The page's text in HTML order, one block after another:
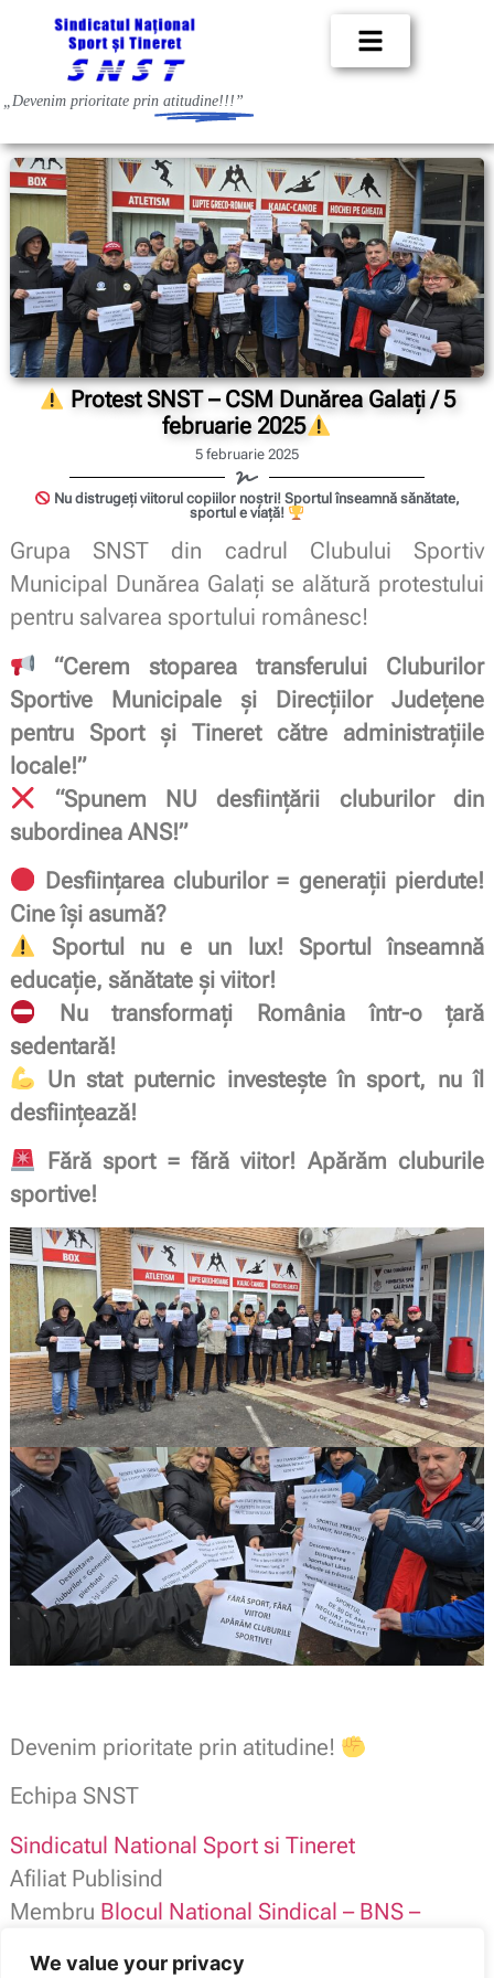
We value your privacy
„Devenim prioritate prin atitudine!!!”
Protest SNST – CSM Dunărea Galați / 5
februarie 2025
5 februarie 2025
Nu distrugeți viitorul copiilor noștri! Sportul înseamnă sănătate,
sportul e viață!
Grupa SNST din cadrul Clubului Sportiv
Municipal Dunărea Galați se alătură protestului
pentru salvarea sportului românesc!
“Cerem stoparea transferului Cluburilor
Sportive Municipale și Direcțiilor Județene
pentru Sport și Tineret către administrațiile
locale!”
“Spunem NU desființării cluburilor din
subordinea ANS!”
Desființarea cluburilor = generații pierdute!
Cine își asumă?
Sportul nu e un lux! Sportul înseamnă
educație, sănătate și viitor!
Nu transformați România într-o țară
sedentară!
Un stat puternic investește în sport, nu îl
desființează!
Fără sport = fără viitor! Apărăm cluburile
sportive!
Devenim prioritate prin atitudine!
Echipa SNST
Sindicatul National Sport si Tineret
Afiliat Publisind
Membru Blocul National Sindical – BNS –
SNST contact: 0784.116.973